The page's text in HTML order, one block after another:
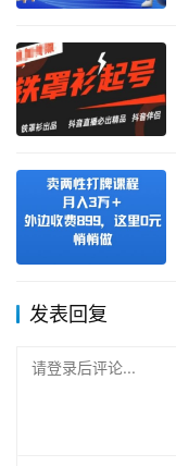
发表回复
请登录后评论...